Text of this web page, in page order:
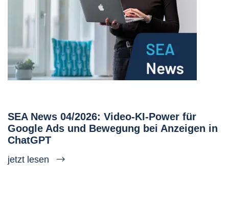
SEA News 04/2026: Video-KI-Power für
Google Ads und Bewegung bei Anzeigen in
ChatGPT
jetzt lesen